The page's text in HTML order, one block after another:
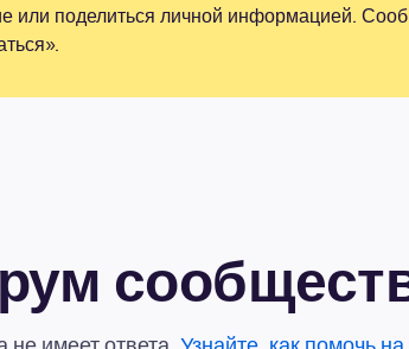
или поделиться личной информацией.